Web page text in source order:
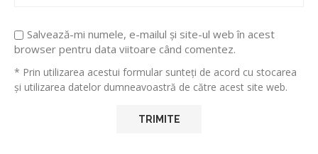
Salvează-mi numele, e-mailul și site-ul web în acest
browser pentru data viitoare când comentez.
* Prin utilizarea acestui formular sunteți de acord cu stocarea
și utilizarea datelor dumneavoastră de către acest site web.